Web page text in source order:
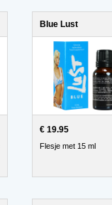
Blue Lust
€ 19.95
Flesje met 15 ml